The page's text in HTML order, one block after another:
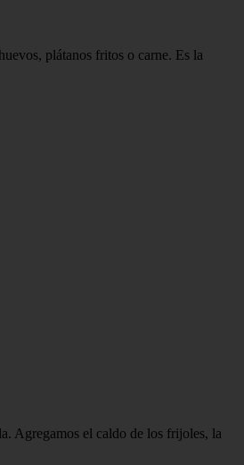
plátanos fritos o carne. Es la
Agregamos el caldo de los frijoles, la